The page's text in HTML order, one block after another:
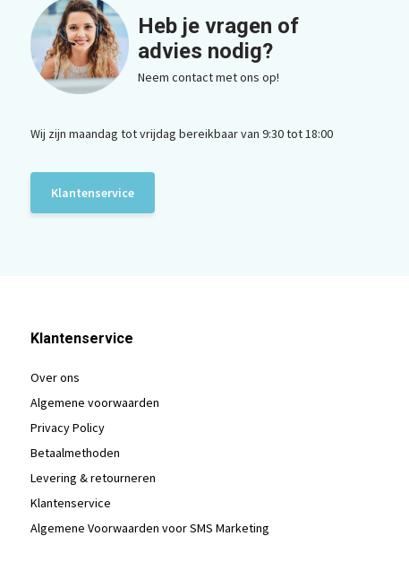
Heb je vragen of
advies nodig?
Neem contact met ons op!
Wij zijn maandag tot vrijdag bereikbaar van 9:30 tot 18:00
Klantenservice
Klantenservice
Over ons
Algemene voorwaarden
Privacy Policy
Betaalmethoden
Levering & retourneren
Klantenservice
Algemene Voorwaarden voor SMS Marketing